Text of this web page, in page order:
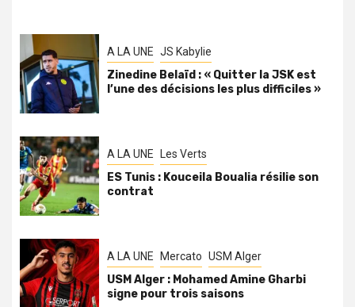
A LA UNE JS Kabylie
Zinedine Belaïd : « Quitter la JSK est
l’une des décisions les plus difficiles »
A LA UNE Les Verts
ES Tunis : Kouceila Boualia résilie son
contrat
A LA UNE Mercato USM Alger
USM Alger : Mohamed Amine Gharbi
signe pour trois saisons